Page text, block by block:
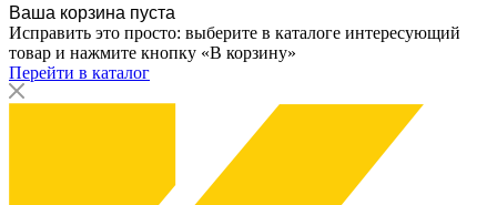
Ваша корзина пуста
Исправить это просто: выберите в каталоге интересующий
товар и нажмите кнопку «В корзину»
Перейти в каталог